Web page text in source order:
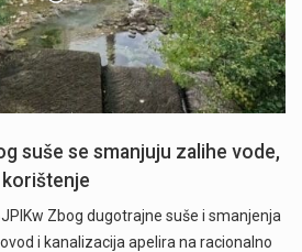
suše se smanjuju zalihe vode,
Zbog dugotrajne suše i smanjenja
i kanalizacija apelira na racionalno